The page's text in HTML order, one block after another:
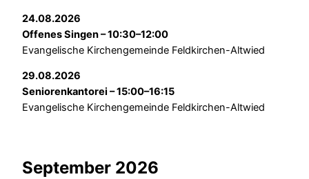
24.08.2026
Offenes Singen – 10:30–12:00
Evangelische Kirchengemeinde Feldkirchen-Altwied
29.08.2026
Seniorenkantorei – 15:00–16:15
Evangelische Kirchengemeinde Feldkirchen-Altwied
September 2026